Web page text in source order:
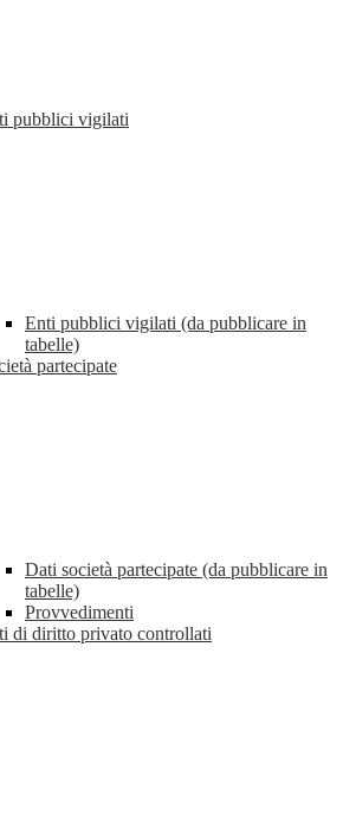
pubblici vigilati
Enti pubblici vigilati (da pubblicare in
tabelle)
partecipate
Dati società partecipate (da pubblicare in
tabelle)
Provvedimenti
di diritto privato controllati